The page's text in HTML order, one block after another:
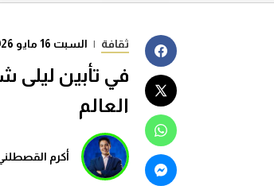
ثقافة | السبت 16 مايو 2026 - 23:00
في تأبين
العالم
أكرم